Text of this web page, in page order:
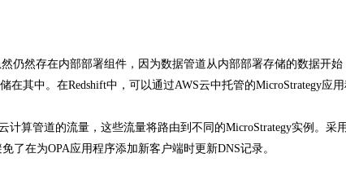
仍然存在内部部署组件，因为数据管道从内部部署存储的数据开
在其中。在Redshift中，可以通过AWS云中托管的MicroStrategy应用
算管道的流量，这些流量将路由到不同的MicroStrategy实例。采
了在为OPA应用程序添加新客户端时更新DNS记录。